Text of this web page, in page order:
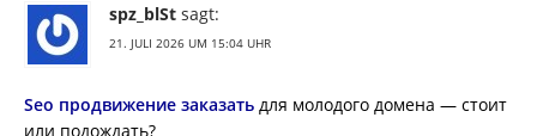
spz_blSt sagt:
21. JULI 2026 UM 15:04 UHR
Seo продвижение заказать для молодого домена — стоит
или подождать?